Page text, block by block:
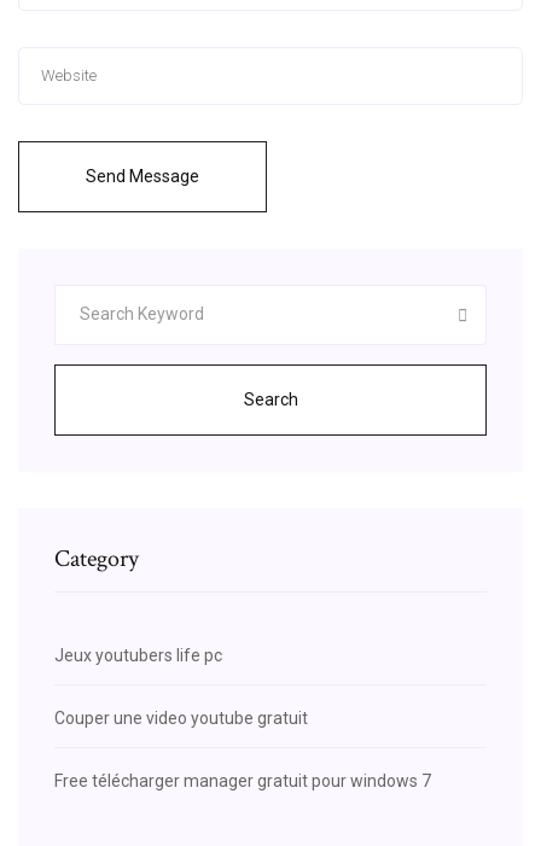
Send Message
Search
Category
Jeux youtubers life pc
Couper une video youtube gratuit
Free télécharger manager gratuit pour windows 7